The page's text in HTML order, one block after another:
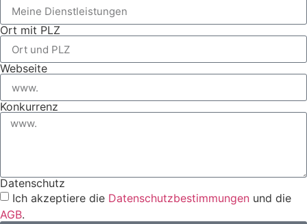
Ort mit PLZ
Webseite
Konkurrenz
Datenschutz
Ich akzeptiere die Datenschutzbestimmungen und die
AGB.